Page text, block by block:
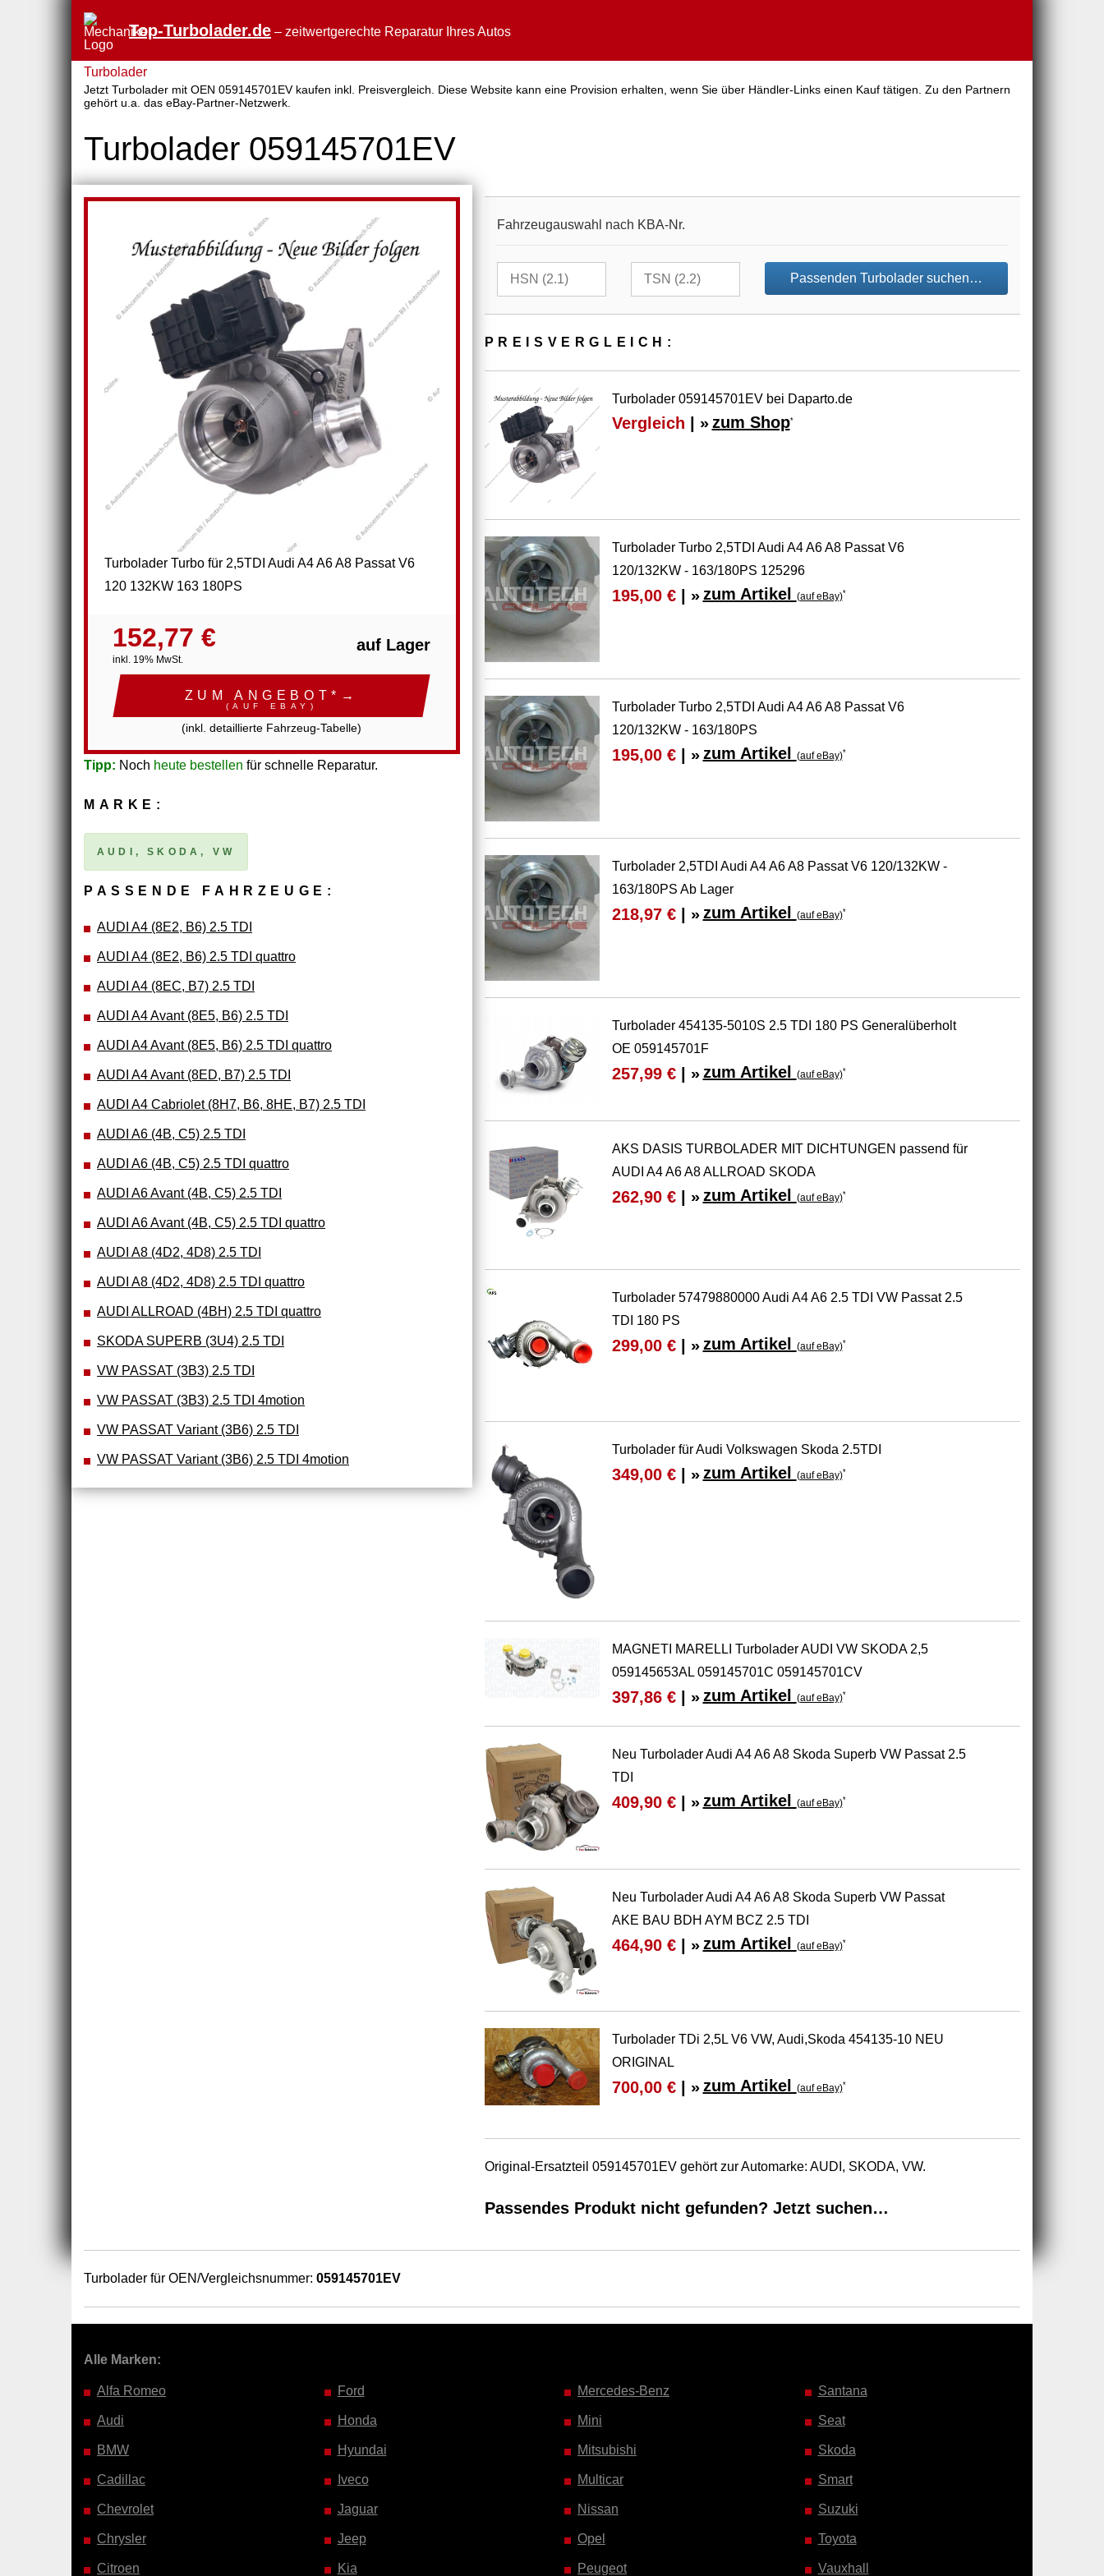
Top-Turbolader.de – zeitwertgerechte Reparatur Ihres Autos
Turbolader
Jetzt Turbolader mit OEN 059145701EV kaufen inkl. Preisvergleich. Diese Website kann eine Provision erhalten, wenn Sie über Händler-Links einen Kauf tätigen. Zu den Partnern
gehört u.a. das eBay-Partner-Netzwerk.
Turbolader 059145701EV
Turbolader Turbo für 2,5TDI Audi A4 A6 A8 Passat V6
120 132KW 163 180PS
152,77 €
inkl. 19% MwSt.
auf Lager
ZUM ANGEBOT*→
(AUF EBAY)
(inkl. detaillierte Fahrzeug-Tabelle)
Tipp: Noch heute bestellen für schnelle Reparatur.
MARKE:
AUDI, SKODA, VW
PASSENDE FAHRZEUGE:
AUDI A4 (8E2, B6) 2.5 TDI
AUDI A4 (8E2, B6) 2.5 TDI quattro
AUDI A4 (8EC, B7) 2.5 TDI
AUDI A4 Avant (8E5, B6) 2.5 TDI
AUDI A4 Avant (8E5, B6) 2.5 TDI quattro
AUDI A4 Avant (8ED, B7) 2.5 TDI
AUDI A4 Cabriolet (8H7, B6, 8HE, B7) 2.5 TDI
AUDI A6 (4B, C5) 2.5 TDI
AUDI A6 (4B, C5) 2.5 TDI quattro
AUDI A6 Avant (4B, C5) 2.5 TDI
AUDI A6 Avant (4B, C5) 2.5 TDI quattro
AUDI A8 (4D2, 4D8) 2.5 TDI
AUDI A8 (4D2, 4D8) 2.5 TDI quattro
AUDI ALLROAD (4BH) 2.5 TDI quattro
SKODA SUPERB (3U4) 2.5 TDI
VW PASSAT (3B3) 2.5 TDI
VW PASSAT (3B3) 2.5 TDI 4motion
VW PASSAT Variant (3B6) 2.5 TDI
VW PASSAT Variant (3B6) 2.5 TDI 4motion
Fahrzeugauswahl nach KBA-Nr.
Passenden Turbolader suchen…
PREIS­VER­GLEICH:
Turbolader 059145701EV bei Daparto.de
Vergleich | » zum Shop*
Turbolader Turbo 2,5TDI Audi A4 A6 A8 Passat V6
120/132KW - 163/180PS 125296
195,00 €| » zum Artikel (auf eBay)*
Turbolader Turbo 2,5TDI Audi A4 A6 A8 Passat V6
120/132KW - 163/180PS
195,00 €| » zum Artikel (auf eBay)*
Turbolader 2,5TDI Audi A4 A6 A8 Passat V6 120/132KW -
163/180PS Ab Lager
218,97 €| » zum Artikel (auf eBay)*
Turbolader 454135-5010S 2.5 TDI 180 PS Generalüberholt
OE 059145701F
257,99 €| » zum Artikel (auf eBay)*
AKS DASIS TURBOLADER MIT DICHTUNGEN passend für
AUDI A4 A6 A8 ALLROAD SKODA
262,90 €| » zum Artikel (auf eBay)*
Turbolader 57479880000 Audi A4 A6 2.5 TDI VW Passat 2.5
TDI 180 PS
299,00 €| » zum Artikel (auf eBay)*
Turbolader für Audi Volkswagen Skoda 2.5TDI
349,00 €| » zum Artikel (auf eBay)*
MAGNETI MARELLI Turbolader AUDI VW SKODA 2,5
059145653AL 059145701C 059145701CV
397,86 €| » zum Artikel (auf eBay)*
Neu Turbolader Audi A4 A6 A8 Skoda Superb VW Passat 2.5
TDI
409,90 €| » zum Artikel (auf eBay)*
Neu Turbolader Audi A4 A6 A8 Skoda Superb VW Passat
AKE BAU BDH AYM BCZ 2.5 TDI
464,90 €| » zum Artikel (auf eBay)*
Turbolader TDi 2,5L V6 VW, Audi,Skoda 454135-10 NEU
ORIGINAL
700,00 €| » zum Artikel (auf eBay)*
Original-Ersatzteil 059145701EV gehört zur Automarke: AUDI, SKODA, VW.
Passendes Produkt nicht gefunden? Jetzt suchen…
Turbolader für OEN/Vergleichsnummer: 059145701EV
Alle Marken:
Alfa Romeo
Audi
BMW
Cadillac
Chevrolet
Chrysler
Citroen
Ford
Honda
Hyundai
Iveco
Jaguar
Jeep
Kia
Mercedes-Benz
Mini
Mitsubishi
Multicar
Nissan
Opel
Peugeot
Santana
Seat
Skoda
Smart
Suzuki
Toyota
Vauxhall